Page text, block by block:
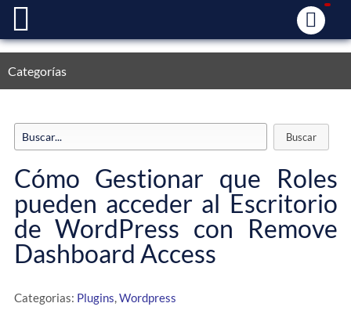
Categorías
Cómo Gestionar que Roles
pueden acceder al Escritorio
de WordPress con Remove
Dashboard Access
Categorias: Plugins,Wordpress